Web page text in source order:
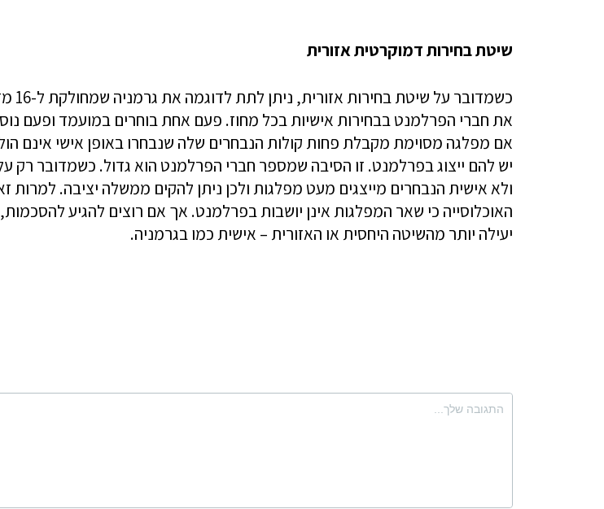
שיטת בחירות דמוקרטית אזורית
את חברי הפרלמנט בבחירות אישיות בכל מחוז. פעם אחת בוחרים במועמד ופעם
אם מפלגה מסוימת מקבלת פחות קולות הנבחרים שלה שנבחרו באופן אישי אינם
יש להם ייצוג בפרלמנט. זו הסיבה שמספר חברי הפרלמנט הוא גדול. כשמדובר רק
ולא אישית הנבחרים מייצגים מעט מפלגות ולכן ניתן להקים ממשלה יציבה. למרות
האוכלוסייה כי שאר המפלגות אינן יושבות בפרלמנט. אך אם רוצים להגיע
יעילה יותר מהשיטה היחסית או האזורית – אישית כמו בגרמניה.